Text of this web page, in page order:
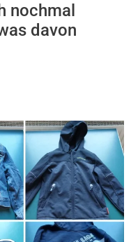
nochmal
davon